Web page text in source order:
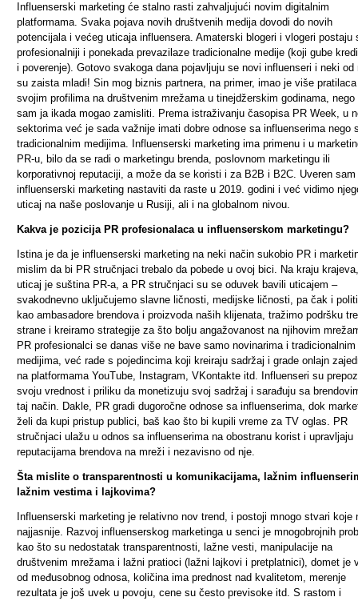
Influenserski marketing će stalno rasti zahvaljujući novim digitalnim
platformama. Svaka pojava novih društvenih medija dovodi do novih
potencijala i većeg uticaja influensera. Amaterski blogeri i vlogeri postaju
profesionalniji i ponekada prevazilaze tradicionalne medije (koji gube
i poverenje). Gotovo svakoga dana pojavljuju se novi influenseri i neki od
su zaista mladi! Sin mog biznis partnera, na primer, imao je više
svojim profilima na društvenim mrežama u tinejdžerskim godinama, nego
sam ja ikada mogao zamisliti. Prema istraživanju časopisa PR Week, u
sektorima već je sada važnije imati dobre odnose sa influenserima nego
tradicionalnim medijima. Influenserski marketing ima primenu i u
PR-u, bilo da se radi o marketingu brenda, poslovnom marketingu ili
korporativnoj reputaciji, a može da se koristi i za B2B i B2C. Uveren
influenserski marketing nastaviti da raste u 2019. godini i već vidimo
uticaj na naše poslovanje u Rusiji, ali i na globalnom nivou.
Kakva je pozicija PR profesionalaca u influenserskom marketingu?
Istina je da je influenserski marketing na neki način sukobio PR i
mislim da bi PR stručnjaci trebalo da pobede u ovoj bici. Na kraju krajeva,
uticaj je suština PR-a, a PR stručnjaci su se oduvek bavili uticajem –
svakodnevno uključujemo slavne ličnosti, medijske ličnosti, pa čak i
kao ambasadore brendova i proizvoda naših klijenata, tražimo podršku
strane i kreiramo strategije za što bolju angažovanost na njihovim
PR profesionalci se danas više ne bave samo novinarima i tradicionalnim
medijima, već rade s pojedincima koji kreiraju sadržaj i grade onlajn
na platformama YouTube, Instagram, VKontakte itd. Influenseri su
svoju vrednost i priliku da monetizuju svoj sadržaj i sarađuju sa
taj način. Dakle, PR gradi dugoročne odnose sa influenserima, dok
želi da kupi pristup publici, baš kao što bi kupili vreme za TV oglas. PR
stručnjaci ulažu u odnos sa influenserima na obostranu korist i upravljaju
reputacijama brendova na mreži i nezavisno od nje.
Šta mislite o transparentnosti u komunikacijama, lažnim
lažnim vestima i lajkovima?
Influenserski marketing je relativno nov trend, i postoji mnogo stvari koje
najjasnije. Razvoj influenserskog marketinga u senci je mnogobrojnih
kao što su nedostatak transparentnosti, lažne vesti, manipulacije na
društvenim mrežama i lažni pratioci (lažni lajkovi i pretplatnici), domet je
od međusobnog odnosa, količina ima prednost nad kvalitetom, merenje
rezultata je još uvek u povoju, cene su često previsoke itd. S rastom i